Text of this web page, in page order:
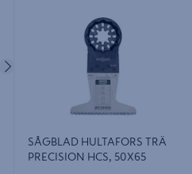
PRECISION HCS, 50X65
SÅGBLAD HULTAFORS TRÄ
PRECISION HCS, 50X65